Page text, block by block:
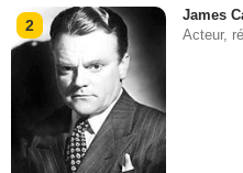
2
James
Acteur,